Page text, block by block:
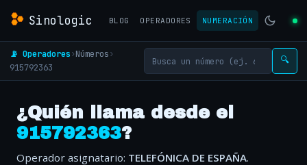
Sinologic BLOG OPERADORES NUMERACIÓN
📡 Operadores›Números›
915792363
🔍
¿Quién llama desde el
915792363?
Operador asignatario: TELEFÓNICA DE ESPAÑA.